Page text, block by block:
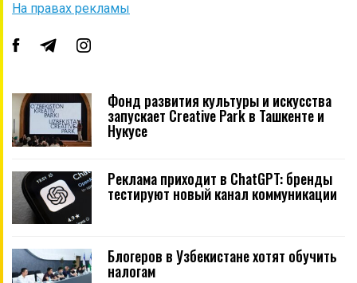
На правах рекламы
Фонд развития культуры и искусства
запускает Creative Park в Ташкенте и
Нукусе
Реклама приходит в ChatGPT: бренды
тестируют новый канал коммуникации
Блогеров в Узбекистане хотят обучить
налогам